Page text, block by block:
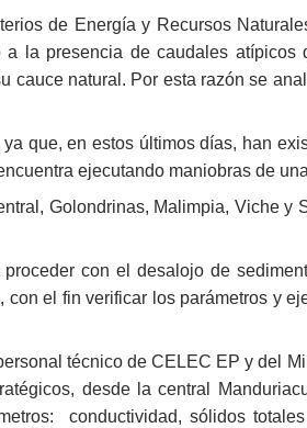
de Energía y Recursos
la presencia de caudales
natural. Por esta razón se
que, en estos últimos días, han
ejecutando maniobras de
Golondrinas, Malimpia, Viche y
con el desalojo de
el fin verificar los parámetros y
técnico de CELEC EP y del
desde la central
conductividad, sólidos